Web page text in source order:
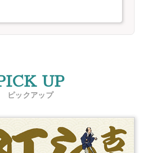
UP
ピックアップ